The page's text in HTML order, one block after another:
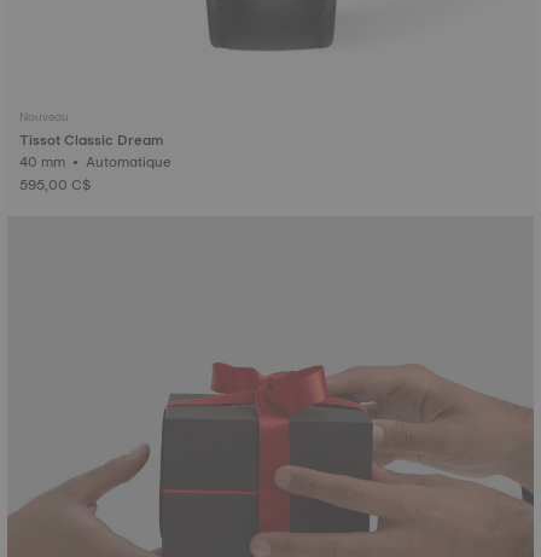
Nouveau
Tissot Classic Dream
40 mm • Automatique
595,00 C$